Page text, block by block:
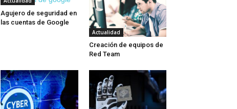
Agujero de seguridad en
las cuentas de Google
Actualidad
Creación de equipos de
Red Team